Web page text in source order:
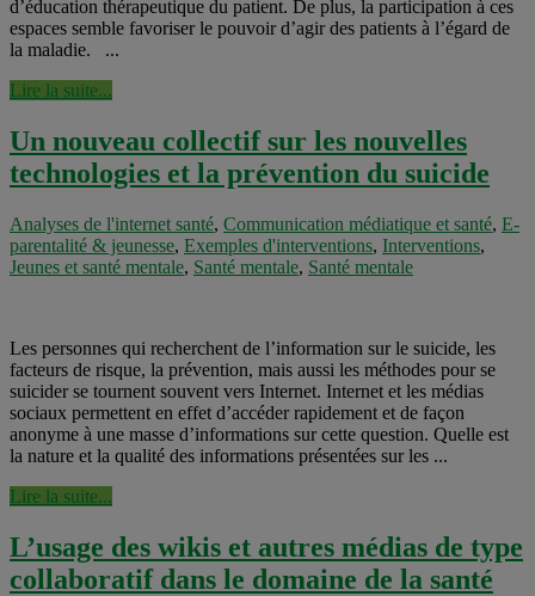
d’éducation thérapeutique du patient. De plus, la participation à ces
espaces semble favoriser le pouvoir d’agir des patients à l’égard de
la maladie. ...
Lire la suite...
Un nouveau collectif sur les nouvelles
technologies et la prévention du suicide
Analyses de l'internet santé, Communication médiatique et santé, E-
parentalité & jeunesse, Exemples d'interventions, Interventions,
Jeunes et santé mentale, Santé mentale, Santé mentale
Les personnes qui recherchent de l’information sur le suicide, les
facteurs de risque, la prévention, mais aussi les méthodes pour se
suicider se tournent souvent vers Internet. Internet et les médias
sociaux permettent en effet d’accéder rapidement et de façon
anonyme à une masse d’informations sur cette question. Quelle est
la nature et la qualité des informations présentées sur les ...
Lire la suite...
L’usage des wikis et autres médias de type
collaboratif dans le domaine de la santé